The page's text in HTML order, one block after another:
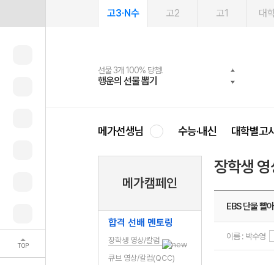
TOP
고3·N수 고2 고1 대
선물 3개 100% 당첨!
행운의 선물 뽑기
선물 100% 증정!
메가스터디 X 올리브
2027 러셀 단과
강사 공개선발
스마트러닝앱
설문 EVENT
메가패스
3일 무료 체험권
메가패스 수강생 무료혜택!
메가클럽 멤버십
사회공헌 캠페인
희망이룸 메가나눔
메가선생님 수능·내신 대학별고
메가캠페인
합격 선배 멘토링
장학생 영상/칼럼
큐브 영상/칼럼(QCC)
장학생
EBS 단물 빨
이름 : 박수영